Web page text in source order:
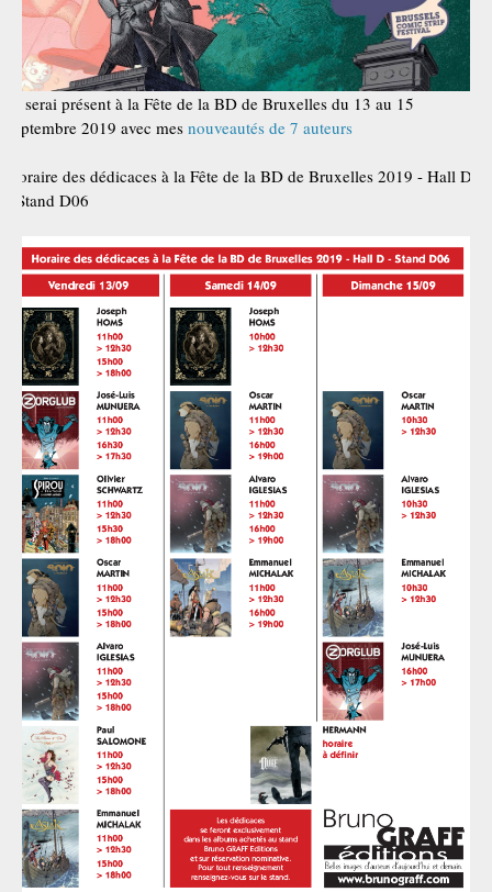
Je serai présent à la Fête de la BD de Bruxelles du 13 au 15
septembre 2019 avec mes nouveautés de 7 auteurs
Horaire des dédicaces à la Fête de la BD de Bruxelles 2019 - Hall D
- Stand D06